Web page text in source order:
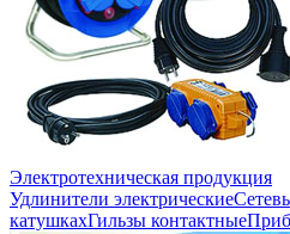
Электротехническая продукция
Удлинители электрические
катушкахГильзы контактные